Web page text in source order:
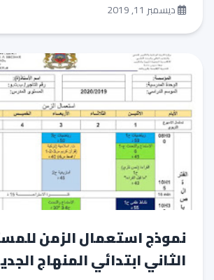
ديسمبر 11, 2019
نموذج استعمال الزمن
الثاني ابتدائي المنهاج